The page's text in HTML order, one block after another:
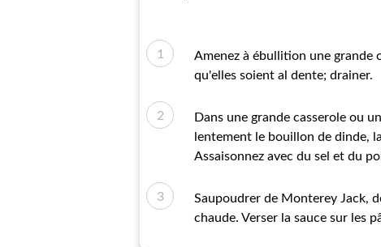
Amenez à ébullition une grande
qu'elles soient al dente; drainer.
Dans une grande casserole ou
lentement le bouillon de dinde,
Assaisonnez avec du sel et du
Saupoudrer de Monterey Jack,
chaude. Verser la sauce sur les